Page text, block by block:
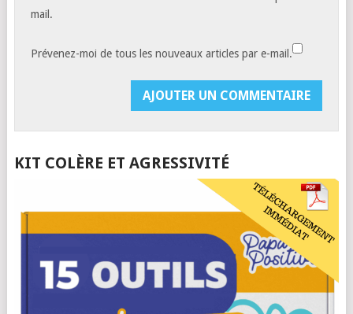
mail.
Prévenez-moi de tous les nouveaux articles par e-mail.
KIT COLÈRE ET AGRESSIVITÉ